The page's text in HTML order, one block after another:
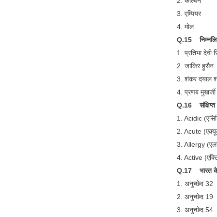
3. एम्पियर
4. मोल
Q.15
1. प्रतिभा देवी
2. जाकिर हुसैन
3. शंकर दयाल
4. प्रणब मुखर्जी
Q.16 संक्षिप्त
1. Acidic
2. Acute
3. Allergy
4. Active
Q.17 भारत के
1. अनुच्छेद 32
2. अनुच्छेद 19
3. अनुच्छेद 54